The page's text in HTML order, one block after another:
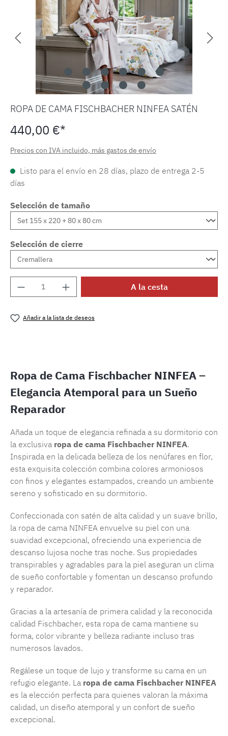
ROPA DE CAMA FISCHBACHER NINFEA SATÉN
440,00 €*
Precios con IVA incluido, más gastos de envío
Listo para el envío en 28 días, plazo de entrega 2-5
días
Selección de tamaño
Selección de cierre
Cantidad del producto: introduce la
A la cesta
Añadir a la lista de deseos
Ropa de Cama Fischbacher NINFEA –
Elegancia Atemporal para un Sueño
Reparador
Añada un toque de elegancia refinada a su dormitorio con
la exclusiva ropa de cama Fischbacher NINFEA.
Inspirada en la delicada belleza de los nenúfares en flor,
esta exquisita colección combina colores armoniosos
con finos y elegantes estampados, creando un ambiente
sereno y sofisticado en su dormitorio.
Confeccionada con satén de alta calidad y un suave brillo,
la ropa de cama NINFEA envuelve su piel con una
suavidad excepcional, ofreciendo una experiencia de
descanso lujosa noche tras noche. Sus propiedades
transpirables y agradables para la piel aseguran un clima
de sueño confortable y fomentan un descanso profundo
y reparador.
Gracias a la artesanía de primera calidad y la reconocida
calidad Fischbacher, esta ropa de cama mantiene su
forma, color vibrante y belleza radiante incluso tras
numerosos lavados.
Regálese un toque de lujo y transforme su cama en un
refugio elegante. La ropa de cama Fischbacher NINFEA
es la elección perfecta para quienes valoran la máxima
calidad, un diseño atemporal y un confort de sueño
excepcional.